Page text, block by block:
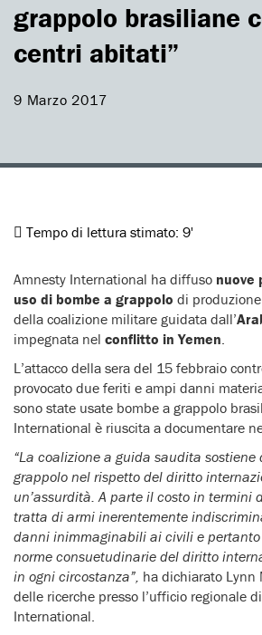
grappolo brasiliane
centri abitati”
9 Marzo 2017
Tempo di lettura stimato: 9'
Amnesty International ha diffuso nuove
uso di bombe a grappolo di
della coalizione militare guidata dall’
impegnata nel conflitto in Yemen.
L’attacco della sera del 15 febbraio
provocato due feriti e ampi danni
sono state usate bombe a grappolo
International è riuscita a documentare
“La coalizione a guida saudita sostiene
grappolo nel rispetto del diritto
un’assurdità. A parte il costo in termini
tratta di armi inerentemente
danni inimmaginabili ai civili e
norme consuetudinarie del diritto
in ogni circostanza”, ha dichiarato
delle ricerche presso l’ufficio regionale
International.